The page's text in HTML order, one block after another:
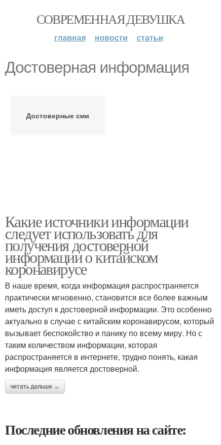
СОВРЕМЕННАЯ ДЕВУШКА
главная новости статьи
Достоверная информация
Достоверные сми
Какие источники информации
следует использовать для
получения достоверной
информации о китайском
коронавирусе
В наше время, когда информация распространяется
практически мгновенно, становится все более важным
иметь доступ к достоверной информации. Это особенно
актуально в случае с китайским коронавирусом, который
вызывает беспокойство и панику по всему миру. Но с
таким количеством информации, которая
распространяется в интернете, трудно понять, какая
информация является достоверной.
читать дальше →
Последние обновления на сайте: